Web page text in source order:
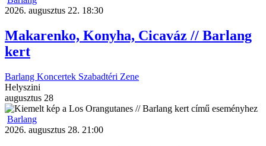
2026. augusztus 22. 18:30
Makarenko, Konyha, Cicaváz // Barlang
kert
Barlang Koncertek Szabadtéri Zene
Helyszini
augusztus 28
Barlang
2026. augusztus 28. 21:00